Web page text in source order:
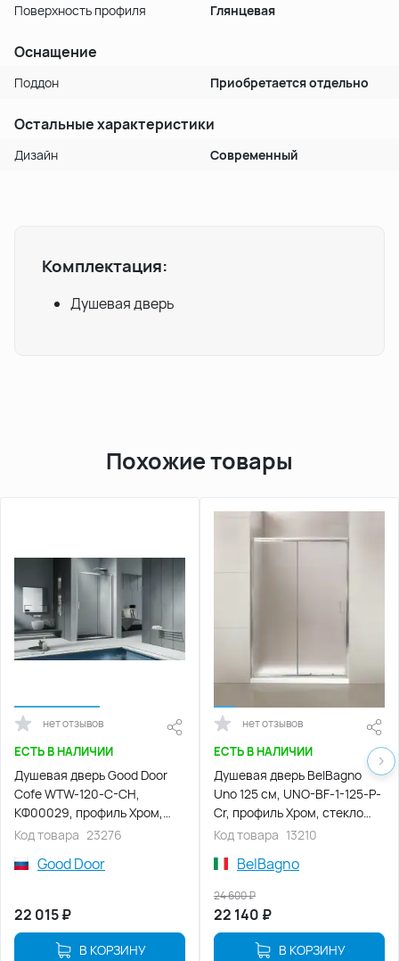
Поверхность профиля Глянцевая
Оснащение
Поддон Приобретается отдельно
Остальные характеристики
Дизайн Современный
Комплектация:
Душевая дверь
Похожие товары
нет отзывов
ЕСТЬ В НАЛИЧИИ
Душевая дверь Good Door
Cofe WTW-120-C-CH,
КФ00029, профиль Хром,
стекло Прозрачное
Код товара 23276
Good Door
22 015₽
В КОРЗИНУ
нет отзывов
ЕСТЬ В НАЛИЧИИ
Душевая дверь BelBagno
Uno 125 см, UNO-BF-1-125-P-
Cr, профиль Хром, стекло
Матовое
Код товара 13210
BelBagno
22 140 ₽
24 600₽
В КОРЗИНУ